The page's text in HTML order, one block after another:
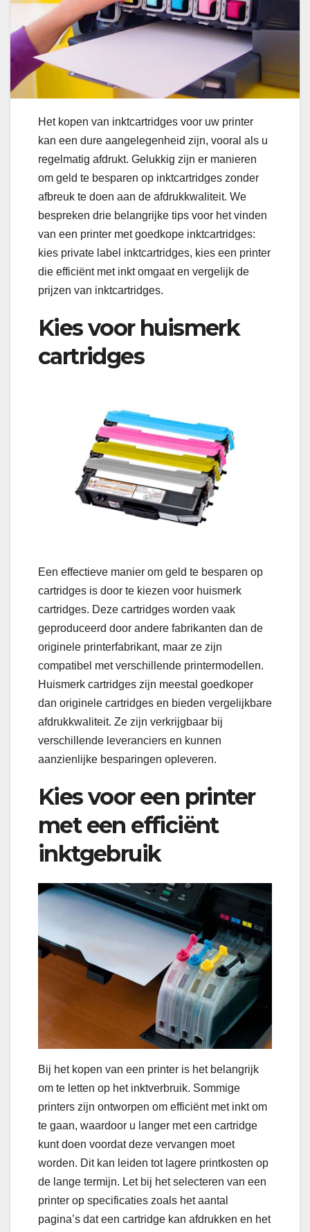
Het kopen van inktcartridges voor uw printer
kan een dure aangelegenheid zijn, vooral als u
regelmatig afdrukt. Gelukkig zijn er manieren
om geld te besparen op inktcartridges zonder
afbreuk te doen aan de afdrukkwaliteit. We
bespreken drie belangrijke tips voor het vinden
van een printer met goedkope inktcartridges:
kies private label inktcartridges, kies een printer
die efficiënt met inkt omgaat en vergelijk de
prijzen van inktcartridges.
Kies voor huismerk
cartridges
Een effectieve manier om geld te besparen op
cartridges is door te kiezen voor huismerk
cartridges. Deze cartridges worden vaak
geproduceerd door andere fabrikanten dan de
originele printerfabrikant, maar ze zijn
compatibel met verschillende printermodellen.
Huismerk cartridges zijn meestal goedkoper
dan originele cartridges en bieden vergelijkbare
afdrukkwaliteit. Ze zijn verkrijgbaar bij
verschillende leveranciers en kunnen
aanzienlijke besparingen opleveren.
Kies voor een printer
met een efficiënt
inktgebruik
Bij het kopen van een printer is het belangrijk
om te letten op het inktverbruik. Sommige
printers zijn ontworpen om efficiënt met inkt om
te gaan, waardoor u langer met een cartridge
kunt doen voordat deze vervangen moet
worden. Dit kan leiden tot lagere printkosten op
de lange termijn. Let bij het selecteren van een
printer op specificaties zoals het aantal
pagina’s dat een cartridge kan afdrukken en het